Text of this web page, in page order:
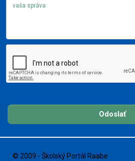
Odoslať
© 2009 - Školský Portál Raabe